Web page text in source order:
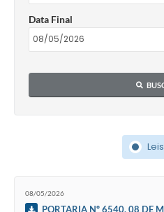
Data Final
08/05/2026
PORTARIA Nº 6540, 08 DE